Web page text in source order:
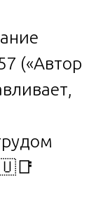
(«Автор